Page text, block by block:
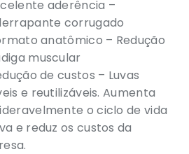
aderência –
corrugado
anatômico – Redução
muscular
de custos – Luvas
e reutilizáveis. Aumenta
o ciclo de vida
e reduz os custos da